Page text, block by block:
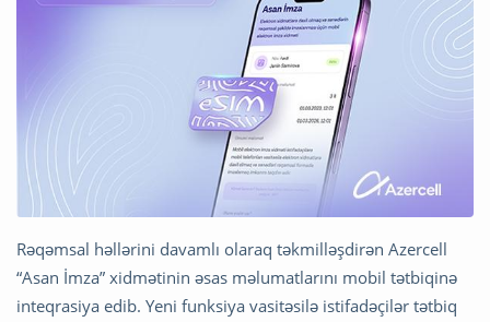
Rəqəmsal həllərini davamlı olaraq təkmilləşdirən Azercell
“Asan İmza” xidmətinin əsas məlumatlarını mobil tətbiqinə
inteqrasiya edib. Yeni funksiya vasitəsilə istifadəçilər tətbiq